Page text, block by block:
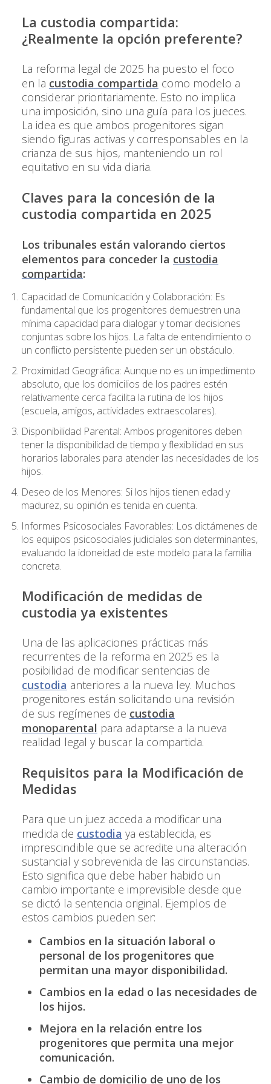
La custodia compartida:
¿Realmente la opción preferente?
La reforma legal de 2025 ha puesto el foco
en la custodia compartida como modelo a
considerar prioritariamente. Esto no implica
una imposición, sino una guía para los jueces.
La idea es que ambos progenitores sigan
siendo figuras activas y corresponsables en la
crianza de sus hijos, manteniendo un rol
equitativo en su vida diaria.
Claves para la concesión de la
custodia compartida en 2025
Los tribunales están valorando ciertos
elementos para conceder la custodia
compartida:
Capacidad de Comunicación y Colaboración: Es
fundamental que los progenitores demuestren una
mínima capacidad para dialogar y tomar decisiones
conjuntas sobre los hijos. La falta de entendimiento o
un conflicto persistente pueden ser un obstáculo.
Proximidad Geográfica: Aunque no es un impedimento
absoluto, que los domicilios de los padres estén
relativamente cerca facilita la rutina de los hijos
(escuela, amigos, actividades extraescolares).
Disponibilidad Parental: Ambos progenitores deben
tener la disponibilidad de tiempo y flexibilidad en sus
horarios laborales para atender las necesidades de los
hijos.
Deseo de los Menores: Si los hijos tienen edad y
madurez, su opinión es tenida en cuenta.
Informes Psicosociales Favorables: Los dictámenes de
los equipos psicosociales judiciales son determinantes,
evaluando la idoneidad de este modelo para la familia
concreta.
Modificación de medidas de
custodia ya existentes
Una de las aplicaciones prácticas más
recurrentes de la reforma en 2025 es la
posibilidad de modificar sentencias de
custodia anteriores a la nueva ley. Muchos
progenitores están solicitando una revisión
de sus regímenes de custodia
monoparental para adaptarse a la nueva
realidad legal y buscar la compartida.
Requisitos para la Modificación de
Medidas
Para que un juez acceda a modificar una
medida de custodia ya establecida, es
imprescindible que se acredite una alteración
sustancial y sobrevenida de las circunstancias.
Esto significa que debe haber habido un
cambio importante e imprevisible desde que
se dictó la sentencia original. Ejemplos de
estos cambios pueden ser:
Cambios en la situación laboral o
personal de los progenitores que
permitan una mayor disponibilidad.
Cambios en la edad o las necesidades de
los hijos.
Mejora en la relación entre los
progenitores que permita una mejor
comunicación.
Cambio de domicilio de uno de los